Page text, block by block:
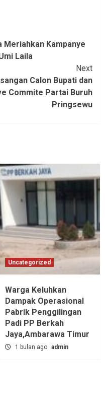
Meriahkan Kampanye
Laila
Next
Calon Bupati dan
Commite Partai Buruh
Pringsewu
Uncategorized
Warga Keluhkan
Dampak Operasional
Pabrik Penggilingan
Padi PP Berkah
Jaya,‎Ambarawa Timur
1 bulan ago admin